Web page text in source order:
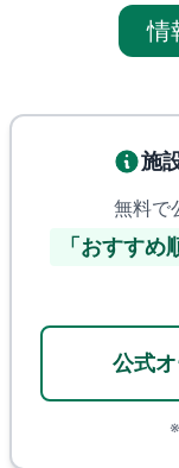
情
施
無料で
「おすすめ
公式